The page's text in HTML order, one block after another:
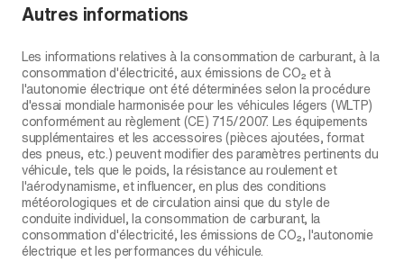
Autres informations
Les informations relatives à la consommation de carburant, à la
consommation d'électricité, aux émissions de CO₂ et à
l'autonomie électrique ont été déterminées selon la procédure
d'essai mondiale harmonisée pour les véhicules légers (WLTP)
conformément au règlement (CE) 715/2007. Les équipements
supplémentaires et les accessoires (pièces ajoutées, format
des pneus, etc.) peuvent modifier des paramètres pertinents du
véhicule, tels que le poids, la résistance au roulement et
l'aérodynamisme, et influencer, en plus des conditions
météorologiques et de circulation ainsi que du style de
conduite individuel, la consommation de carburant, la
consommation d'électricité, les émissions de CO₂, l'autonomie
électrique et les performances du véhicule.